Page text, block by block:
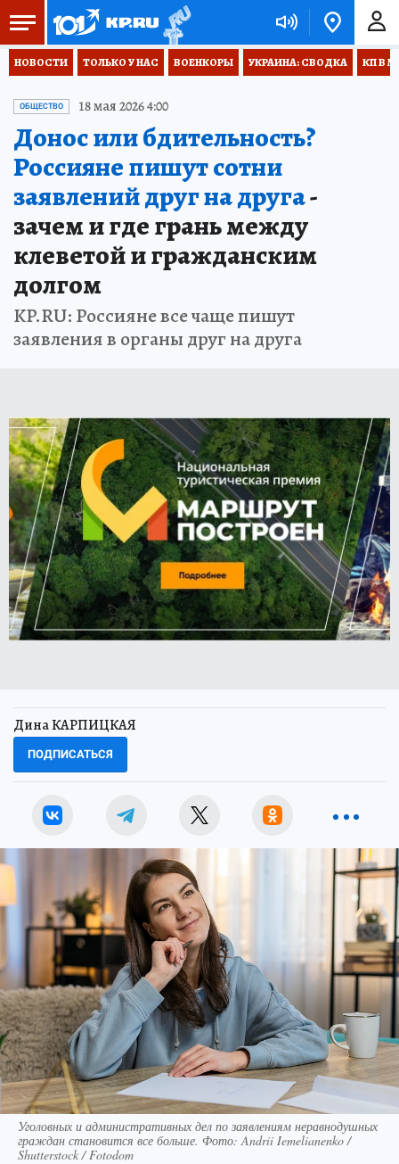
НОВОСТИ ТОЛЬКО У НАС ВОЕНКОРЫ УКРАИНА: СВОДКА КП В
ОБЩЕСТВО 18 мая 2026 4:00
Донос или бдительность?
Россияне пишут сотни
заявлений друг на друга-
зачем и где грань между
клеветой и гражданским
долгом
KP.RU: Россияне все чаще пишут
заявления в органы друг на друга
Дина КАРПИЦКАЯ
ПОДПИСАТЬСЯ
Уголовных и административных дел по заявлениям неравнодушных
граждан становится все больше. Фото: Andrii Iemelianenko /
Shutterstock / Fotodom